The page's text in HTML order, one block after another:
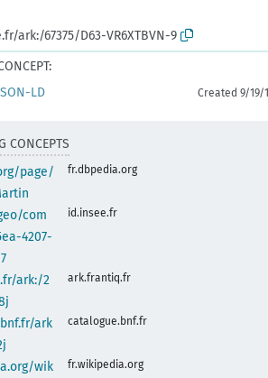
ark:/67375/D63-VR6XTBVN-9
LD Created 9/19/
CONCEPTS
page/
fr.dbpedia.org
com
4207-
id.insee.fr
ark:/2
ark.frantiq.fr
ark
catalogue.bnf.fr
wik
fr.wikipedia.org